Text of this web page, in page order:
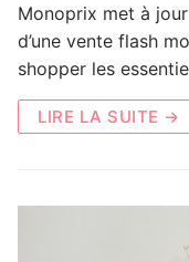
Monoprix met à
d’une vente flash
shopper les
LIRE LA SUITE →